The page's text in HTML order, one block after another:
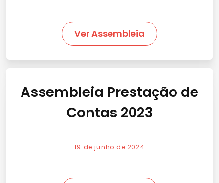
Ver Assembleia
Assembleia Prestação de
Contas 2023
19 de junho de 2024